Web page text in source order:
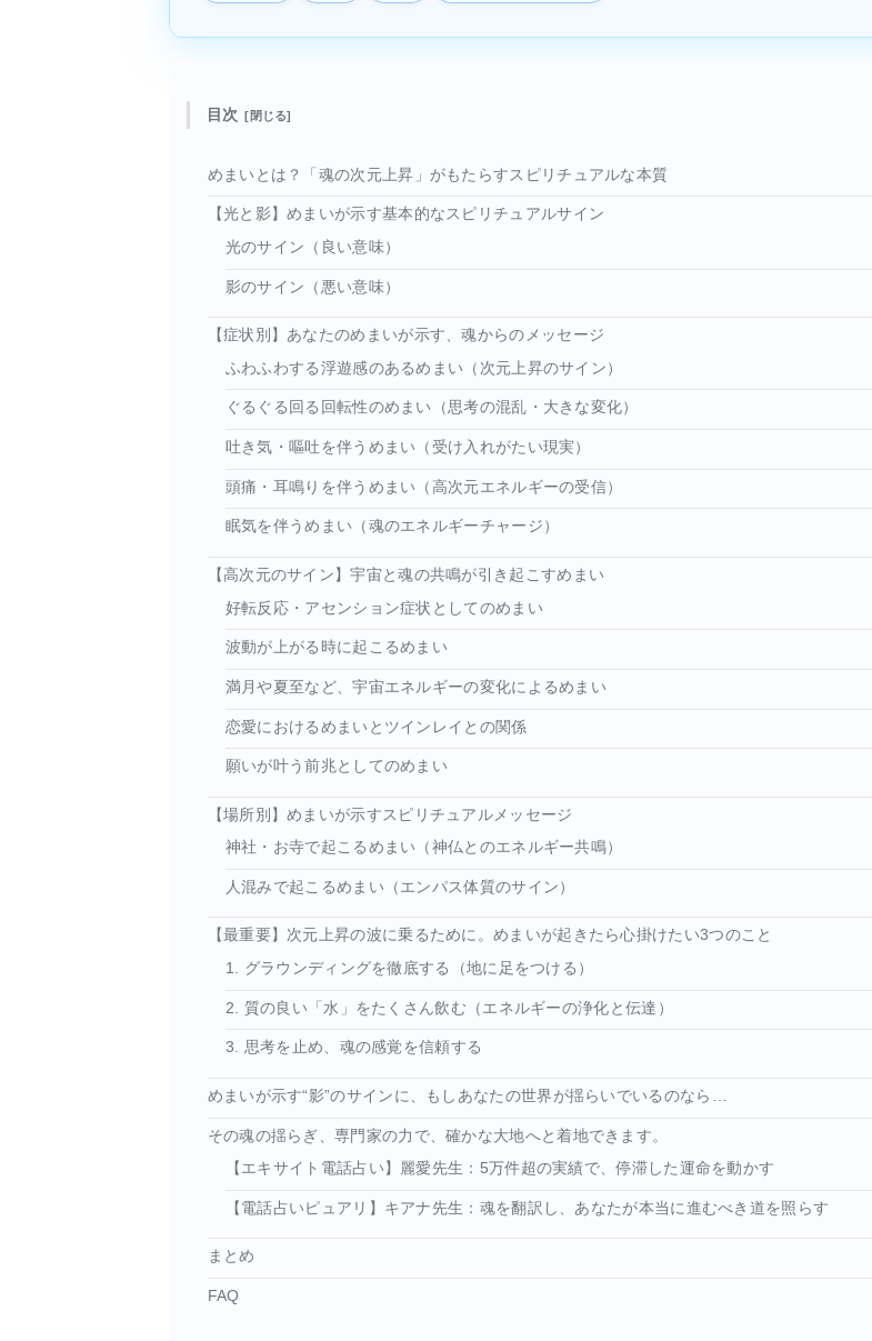
目次
めまいとは？「魂の次元上昇」がもたらすスピリチュアルな本質
【光と影】めまいが示す基本的なスピリチュアルサイン
光のサイン（良い意味）
影のサイン（悪い意味）
【症状別】あなたのめまいが示す、魂からのメッセージ
ふわふわする浮遊感のあるめまい（次元上昇のサイン）
ぐるぐる回る回転性のめまい（思考の混乱・大きな変化）
吐き気・嘔吐を伴うめまい（受け入れがたい現実）
頭痛・耳鳴りを伴うめまい（高次元エネルギーの受信）
眠気を伴うめまい（魂のエネルギーチャージ）
【高次元のサイン】宇宙と魂の共鳴が引き起こすめまい
好転反応・アセンション症状としてのめまい
波動が上がる時に起こるめまい
満月や夏至など、宇宙エネルギーの変化によるめまい
恋愛におけるめまいとツインレイとの関係
願いが叶う前兆としてのめまい
【場所別】めまいが示すスピリチュアルメッセージ
神社・お寺で起こるめまい（神仏とのエネルギー共鳴）
人混みで起こるめまい（エンパス体質のサイン）
【最重要】次元上昇の波に乗るために。めまいが起きたら心掛けたい3つのこと
1. グラウンディングを徹底する（地に足をつける）
2. 質の良い「水」をたくさん飲む（エネルギーの浄化と伝達）
3. 思考を止め、魂の感覚を信頼する
めまいが示す“影”のサインに、もしあなたの世界が揺らいでいるのなら…
その魂の揺らぎ、専門家の力で、確かな大地へと着地できます。
【エキサイト電話占い】麗愛先生：5万件超の実績で、停滞した運命を動かす
【電話占いピュアリ】キアナ先生：魂を翻訳し、あなたが本当に進むべき道を照らす
まとめ
FAQ